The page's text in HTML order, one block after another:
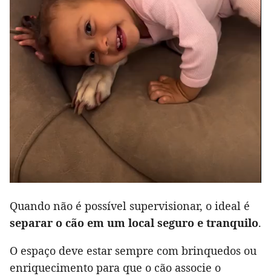
Quando não é possível supervisionar, o ideal é
separar o cão em um local seguro e tranquilo.
O espaço deve estar sempre com brinquedos ou
enriquecimento para que o cão associe o